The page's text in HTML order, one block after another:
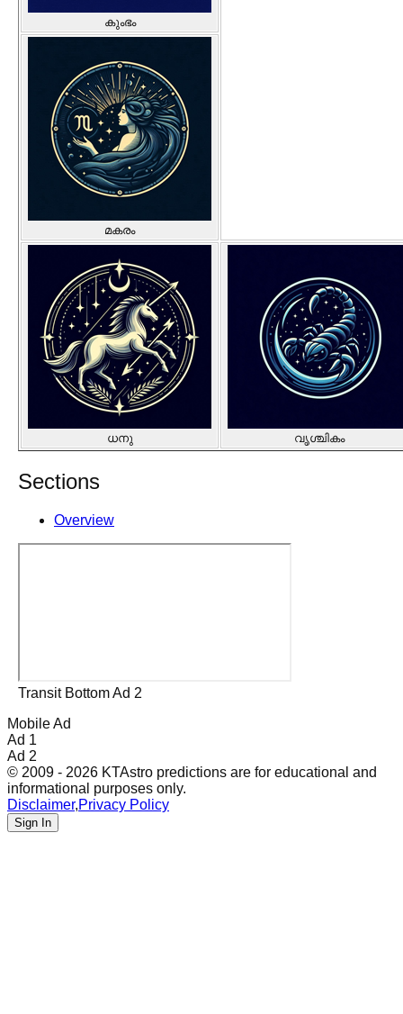
കുംഭം
മകരം
ധനു വൃശ്ചികം
Sections
Overview
Transit Bottom Ad 2
Mobile Ad
Ad 1
Ad 2
© 2009 - 2026 KTAstro predictions are for educational and
informational purposes only.
Disclaimer,Privacy Policy
Sign In